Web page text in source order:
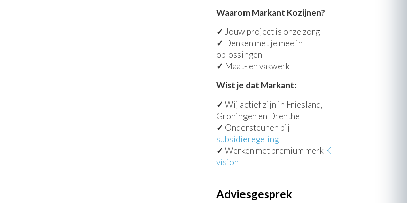
Waarom Markant Kozijnen?
✓ Jouw project is onze zorg
✓ Denken met je mee in
oplossingen
✓ Maat- en vakwerk
Wist je dat Markant:
✓ Wij actief zijn in Friesland,
Groningen en Drenthe
✓ Ondersteunen bij
subsidieregeling
✓ Werken met premium merk K-
vision
Adviesgesprek